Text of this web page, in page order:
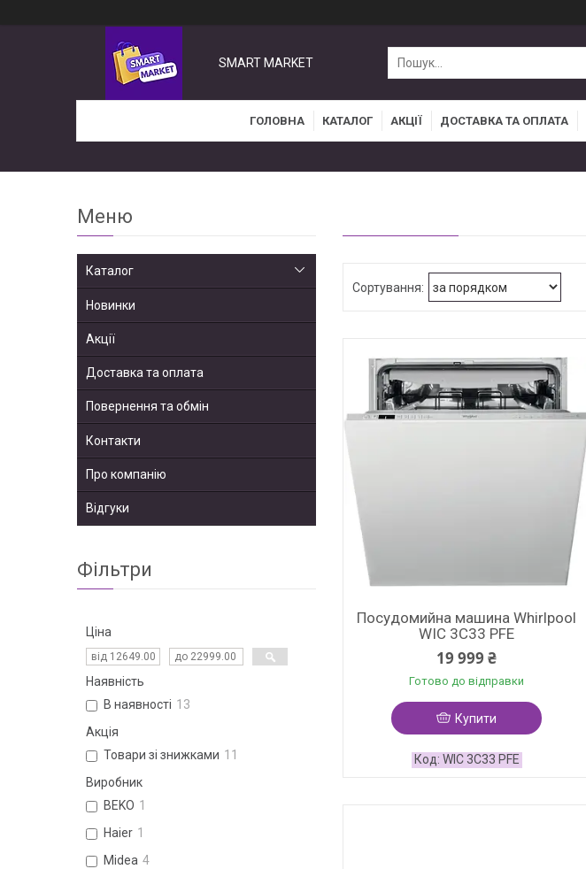
SMART MARKET
ГОЛОВНА КАТАЛОГ АКЦІЇ ДОСТАВКА ТА ОПЛАТА
Посудомийна машина Whirlpool
WIC 3C33 PFE
19 999 ₴
Готово до відправки
Купити
WIC 3C33 PFE
Каталог
Новинки
Акції
Доставка та оплата
Повернення та обмін
Контакти
Про компанію
Відгуки
Фільтри
Ціна
Наявність
В наявності 13
Акція
Товари зі знижками 11
Виробник
BEKO 1
Haier 1
Midea 4